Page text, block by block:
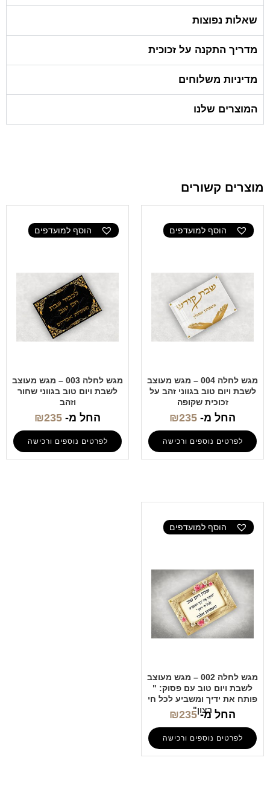
שאלות נפוצות
מדריך התקנה על זכוכית
מדיניות משלוחים
המוצרים שלנו
מוצרים קשורים
הוסף למועדפים
מגש לחלה 004 – מגש מעוצב
לשבת ויום טוב בגווני זהב על
זכוכית שקופה
החל מ- ₪235
לפרטים נוספים ורכישה
הוסף למועדפים
מגש לחלה 003 – מגש מעוצב
לשבת ויום טוב בגווני שחור
וזהב
החל מ- ₪235
לפרטים נוספים ורכישה
הוסף למועדפים
מגש לחלה 002 – מגש מעוצב
לשבת ויום טוב עם פסוק: "
פותח את ידיך ומשביע לכל חי
רצון"
החל מ- ₪235
לפרטים נוספים ורכישה